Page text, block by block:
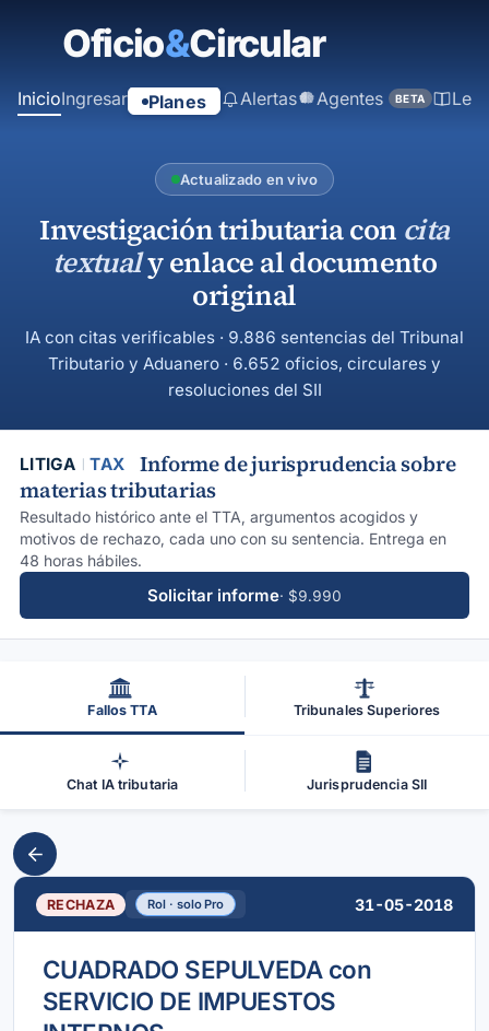
principal
InicioIngresar Planes Alertas Agentes BETA
Actualizado en vivo
Investigación tributaria con cita
textualy enlace al documento
original
IA con citas verificables · 9.886 sentencias del Tribunal
Tributario y Aduanero · 6.652 oficios, circulares y
resoluciones del SII
LITIGA TAX
Informe de jurisprudencia sobre
materias tributarias
Resultado histórico ante el TTA, argumentos acogidos y
motivos de rechazo, cada uno con su sentencia. Entrega en
48 horas hábiles.
Solicitar informe· $9.990
Fallos TTA Tribunales Superiores
Chat IA tributaria Jurisprudencia SII
RECHAZA Rol · solo Pro 31-05-2018
CUADRADO SEPULVEDA con
SERVICIO DE IMPUESTOS